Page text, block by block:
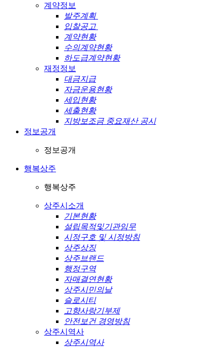
계약정보
발주계획
입찰공고
계약현황
수의계약현황
하도급계약현황
재정정보
대금지급
자금운용현황
세입현황
세출현황
지방보조금 중요재산 공시
정보공개
정보공개
행복상주
행복상주
상주시소개
기본현황
설립목적및기관임무
시정구호 및 시정방침
상주상징
상주브랜드
행정구역
자매결연현황
상주시민의날
슬로시티
고향사랑기부제
안전보건 경영방침
상주시역사
상주시역사